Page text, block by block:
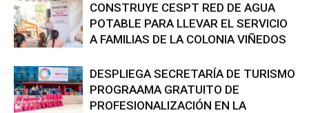
CONSTRUYE CESPT RED DE AGUA
POTABLE PARA LLEVAR EL SERVICIO
A FAMILIAS DE LA COLONIA VIÑEDOS
DESPLIEGA SECRETARÍA DE TURISMO
PROGRAAMA GRATUITO DE
PROFESIONALIZACIÓN EN LA